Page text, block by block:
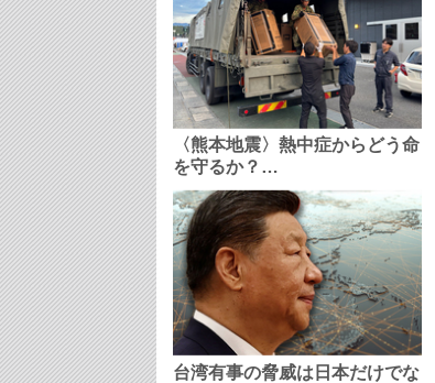
〈熊本地震〉熱中症からどう命
を守るか？…
台湾有事の脅威は日本だけでな